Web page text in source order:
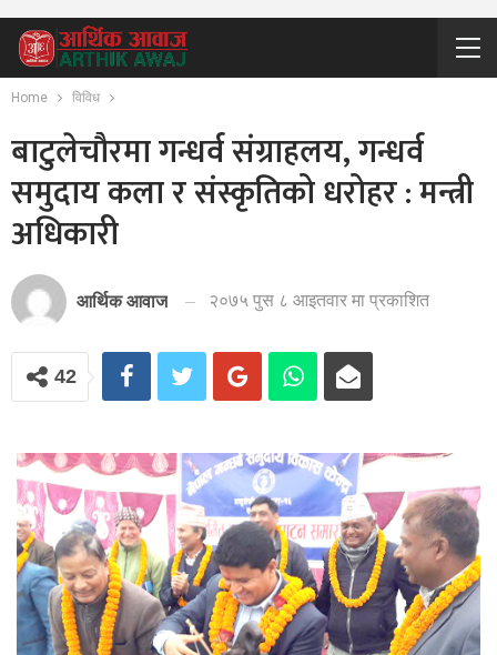
Home विविध
बाटुलेचौरमा गन्धर्व संग्राहलय, गन्धर्व
समुदाय कला र संस्कृतिको धरोहर : मन्त्री
अधिकारी
आर्थिक आवाज २०७५ पुस ८ आइतवार मा प्रकाशित
42